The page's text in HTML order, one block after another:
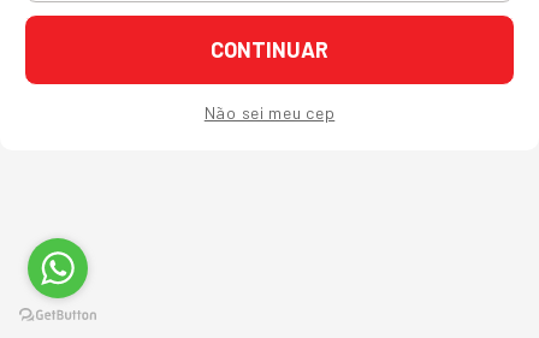
CONTINUAR
Não sei meu cep